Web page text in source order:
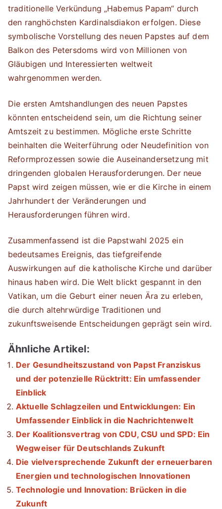
traditionelle Verkündung „Habemus Papam“ durch
den ranghöchsten Kardinalsdiakon erfolgen. Diese
symbolische Vorstellung des neuen Papstes auf dem
Balkon des Petersdoms wird von Millionen von
Gläubigen und Interessierten weltweit
wahrgenommen werden.
Die ersten Amtshandlungen des neuen Papstes
könnten entscheidend sein, um die Richtung seiner
Amtszeit zu bestimmen. Mögliche erste Schritte
beinhalten die Weiterführung oder Neudefinition von
Reformprozessen sowie die Auseinandersetzung mit
dringenden globalen Herausforderungen. Der neue
Papst wird zeigen müssen, wie er die Kirche in einem
Jahrhundert der Veränderungen und
Herausforderungen führen wird.
Zusammenfassend ist die Papstwahl 2025 ein
bedeutsames Ereignis, das tiefgreifende
Auswirkungen auf die katholische Kirche und darüber
hinaus haben wird. Die Welt blickt gespannt in den
Vatikan, um die Geburt einer neuen Ära zu erleben,
die durch altehrwürdige Traditionen und
zukunftsweisende Entscheidungen geprägt sein wird.
Ähnliche Artikel:
Der Gesundheitszustand von Papst Franziskus
und der potenzielle Rücktritt: Ein umfassender
Einblick
Aktuelle Schlagzeilen und Entwicklungen: Ein
Umfassender Einblick in die Nachrichtenwelt
Der Koalitionsvertrag von CDU, CSU und SPD: Ein
Wegweiser für Deutschlands Zukunft
Die vielversprechende Zukunft der erneuerbaren
Energien und technologischen Innovationen
Technologie und Innovation: Brücken in die
Zukunft